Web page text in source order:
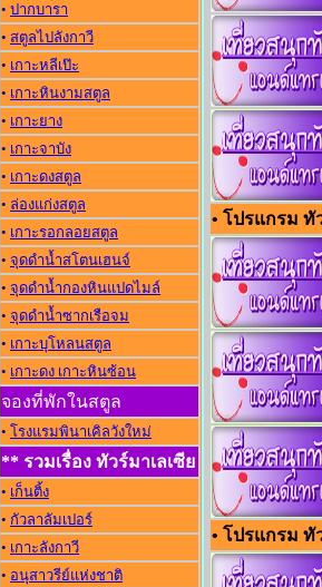
• ปากบารา
• สตูลไปลังกาวี
• เกาะหลีเป๊ะ
• เกาะหินงามสตูล
• เกาะยาง
• เกาะจาบัง
• เกาะดงสตูล
• ล่องแก่งสตูล
• เกาะรอกลอยสตูล
• จุดดำน้ำสโตนเฮนจ์
• จุดดำน้ำกองหินแปดไมล์
• จุดดำน้ำซากเรือจม
• เกาะบุโหลนสตูล
• เกาะดง เกาะหินซ้อน
จองที่พักในสตูล
• โรงแรมพินาเคิลวังใหม่
** รวมเรื่อง ทัวร์มาเลเซีย
• เก็นติ้ง
• กัวลาลัมเปอร์
• เกาะลังกาวี
• อนุสาวรีย์แห่งชาต
• โปรแกรม ทั
• โปรแกรม ทั